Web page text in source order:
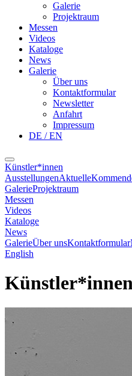
Galerie
Projektraum
Messen
Videos
Kataloge
News
Galerie
Über uns
Kontaktformular
Newsletter
Anfahrt
Impressum
DE / EN
Künstler*innen
AusstellungenAktuelle
GalerieProjektraum
Messen
Videos
Kataloge
News
GalerieÜber unsKontaktformular
English